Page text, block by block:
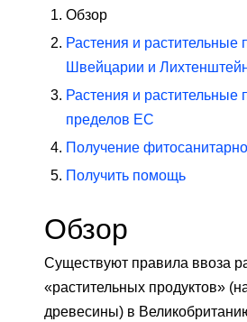
Обзор
Растения и растительные
Швейцарии и
Растения и растительные
пределов ЕС
Получение
Получить помощь
Обзор
Существуют правила ввоза
«растительных продуктов»
древесины) в